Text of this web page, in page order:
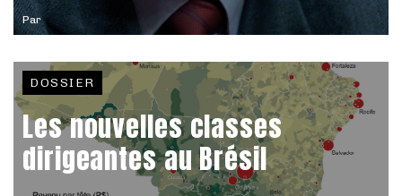
Par
DOSSIER
Les nouvelles classes
dirigeantes au Brésil